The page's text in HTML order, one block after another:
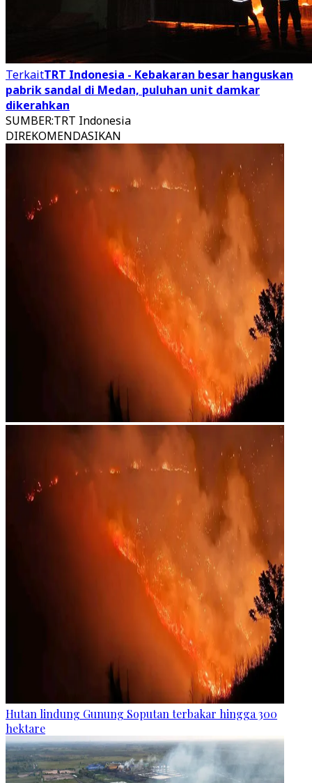
TerkaitTRT Indonesia - Kebakaran besar hanguskan
pabrik sandal di Medan, puluhan unit damkar
dikerahkan
SUMBER:TRT Indonesia
DIREKOMENDASIKAN
Hutan lindung Gunung Soputan terbakar hingga 300
hektare